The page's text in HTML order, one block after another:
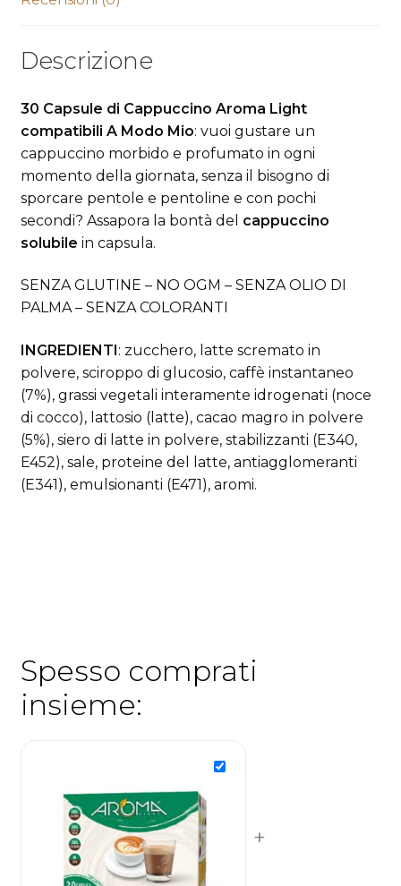
Descrizione
30 Capsule di Cappuccino Aroma Light
compatibili A Modo Mio: vuoi gustare un
cappuccino morbido e profumato in ogni
momento della giornata, senza il bisogno di
sporcare pentole e pentoline e con pochi
secondi? Assapora la bontà del cappuccino
solubile in capsula.
SENZA GLUTINE – NO OGM – SENZA OLIO DI
PALMA – SENZA COLORANTI
INGREDIENTI: zucchero, latte scremato in
polvere, sciroppo di glucosio, caffè instantaneo
(7%), grassi vegetali interamente idrogenati (noce
di cocco), lattosio (latte), cacao magro in polvere
(5%), siero di latte in polvere, stabilizzanti (E340,
E452), sale, proteine del latte, antiagglomeranti
(E341), emulsionanti (E471), aromi.
Spesso comprati
insieme:
+